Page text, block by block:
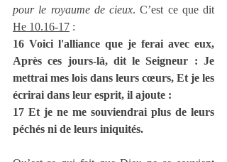
pour le royaume de cieux
He 10.16-17 :
16 Voici l'alliance que je ferai avec eux,
Après ces jours-là, dit le Seigneur : Je
mettrai mes lois dans leurs cœurs, Et je les
écrirai dans leur esprit, il ajoute :
17 Et je ne me souviendrai plus de leurs
péchés ni de leurs iniquités.